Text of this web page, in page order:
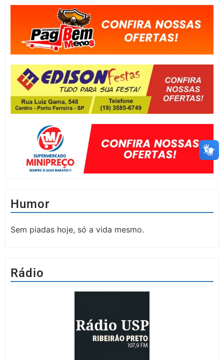
Humor
Sem piadas hoje, só a vida mesmo.
Rádio